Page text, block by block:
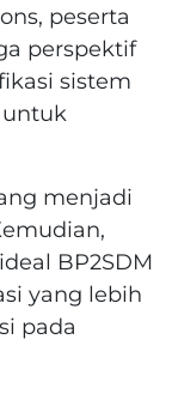
peserta
perspektif
sistem
untuk
menjadi
BP2SDM
yang lebih
pada